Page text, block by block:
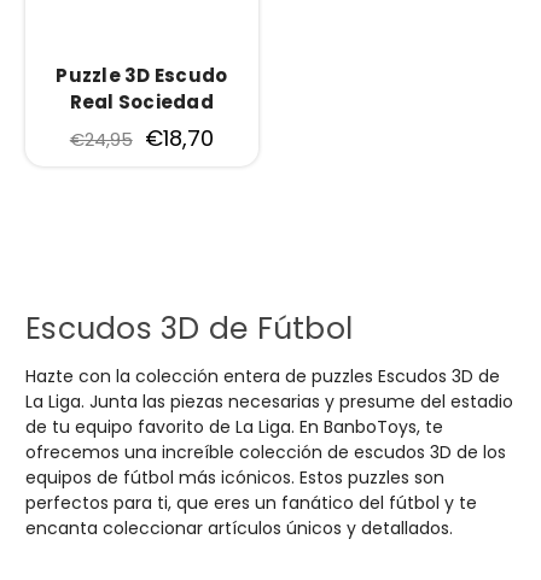
Puzzle 3D Escudo
Real Sociedad
€24,95 €18,70
Escudos 3D de Fútbol
Hazte con la colección entera de puzzles Escudos 3D de
La Liga. Junta las piezas necesarias y presume del estadio
de tu equipo favorito de La Liga. En BanboToys, te
ofrecemos una increíble colección de escudos 3D de los
equipos de fútbol más icónicos. Estos puzzles son
perfectos para ti, que eres un fanático del fútbol y te
encanta coleccionar artículos únicos y detallados.